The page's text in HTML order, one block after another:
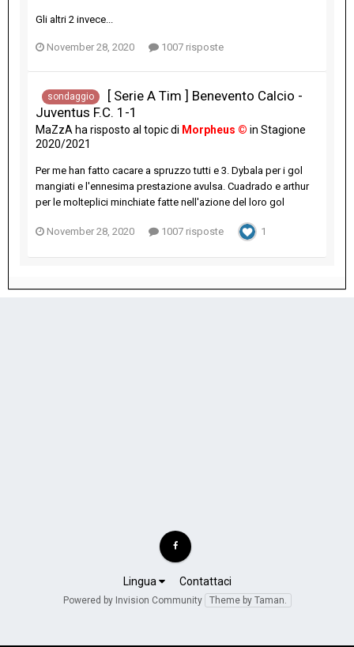
Gli altri 2 invece...
November 28, 2020 1007 risposte
sondaggio
[ Serie A Tim ] Benevento Calcio -
Juventus F.C. 1-1
MaZzA ha risposto al topic di Morpheus © in Stagione
2020/2021
Per me han fatto cacare a spruzzo tutti e 3. Dybala per i gol
mangiati e l'ennesima prestazione avulsa. Cuadrado e arthur
per le molteplici minchiate fatte nell'azione del loro gol
November 28, 2020 1007 risposte 1
Lingua Contattaci
Powered by Invision Community Theme by Taman.